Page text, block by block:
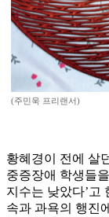
(주민욱 프리랜서)
황혜경이 전에 살
중증장애 학생들
지수는 낮았다’고
속과 과욕의 행진